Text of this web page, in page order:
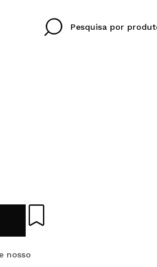
IDIOMA
nosso
que